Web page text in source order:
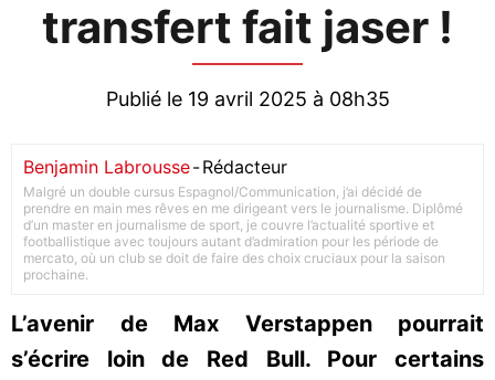
transfert fait jaser !
Publié le 19 avril 2025 à 08h35
Benjamin Labrousse-Rédacteur
Malgré un double cursus Espagnol/Communication, j’ai décidé de
prendre en main mes rêves en me dirigeant vers le journalisme. Diplômé
d’un master en journalisme de sport, je couvre l’actualité sportive et
footballistique avec toujours autant d’admiration pour les période de
mercato, où un club se doit de faire des choix cruciaux pour la saison
prochaine.
L’avenir de Max Verstappen pourrait
s’écrire loin de Red Bull. Pour certains